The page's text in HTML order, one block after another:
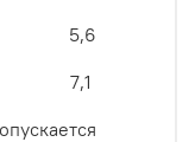
5,6
7,1